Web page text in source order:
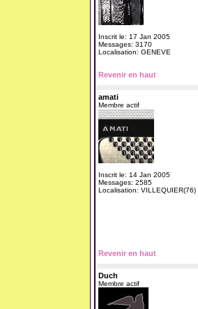
Inscrit le: 17 Jan 2005
Messages: 3170
Localisation: GENEVE
Revenir en haut
amati
Membre actif
Inscrit le: 14 Jan 2005
Messages: 2585
Localisation: VILLEQUIER(76)
Revenir en haut
Duch
Membre actif